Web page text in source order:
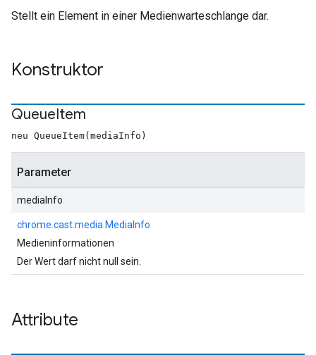
Stellt ein Element in einer Medienwarteschlange dar.
Konstruktor
QueueItem
neu QueueItem(mediaInfo)
Parameter
mediaInfo
chrome.cast.media.MediaInfo
Medieninformationen
Der Wert darf nicht null sein.
Attribute